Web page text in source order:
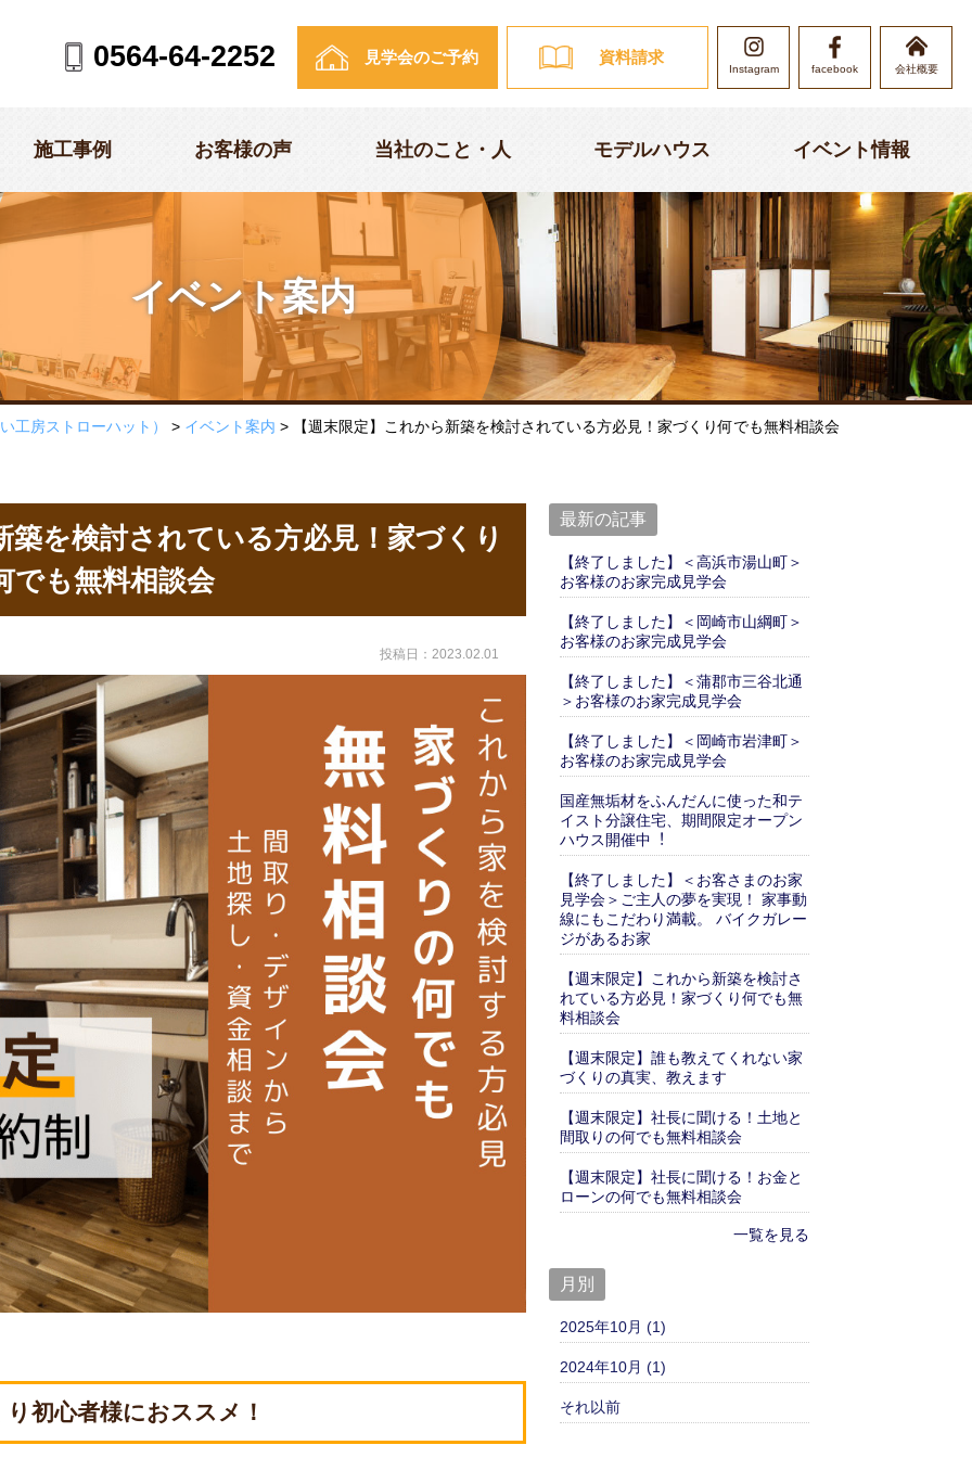
0564-64-2252 見学会のご予約 資料請求
Instagram facebook 会社概要
る理由・こだわり
デザイン
ウス風の新築注文住宅
施工事例
外観ギャラリー
お客様の声 当社のこと・人
要
！佐沢社長！
ンのお悩み特集」中級編
モデルハウス イベント情報
イベント案内
工房ストローハット） > イベント案内 > 【週末限定】これから新築を検討されている方必見！家づくり何でも無料相談会
を検討されている方必見！家づくり
でも無料相談会
投稿日：2023.02.01
り初心者様におススメ！
最新の記事
【終了しました】＜高浜市湯山町＞
お客様のお家完成見学会
【終了しました】＜岡崎市山綱町＞
お客様のお家完成見学会
【終了しました】＜蒲郡市三谷北通
＞お客様のお家完成見学会
【終了しました】＜岡崎市岩津町＞
お客様のお家完成見学会
国産無垢材をふんだんに使った和テ
イスト分譲住宅、期間限定オープン
ハウス開催中︕
【終了しました】＜お客さまのお家
見学会＞ご主人の夢を実現！ 家事動
線にもこだわり満載。 バイクガレー
ジがあるお家
【週末限定】これから新築を検討さ
れている方必見！家づくり何でも無
料相談会
【週末限定】誰も教えてくれない家
づくりの真実、教えます
【週末限定】社長に聞ける！土地と
間取りの何でも無料相談会
【週末限定】社長に聞ける！お金と
ローンの何でも無料相談会
一覧を見る
月別
2025年10月 (1)
2024年10月 (1)
それ以前